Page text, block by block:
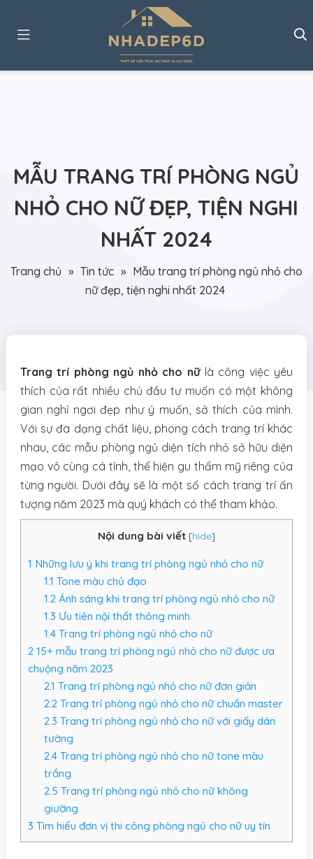
MẪU TRANG TRÍ PHÒNG NGỦ
NHỎ CHO NỮ ĐẸP, TIỆN NGHI
NHẤT 2024
Trang chủ » Tin tức » Mẫu trang trí phòng ngủ nhỏ cho
nữ đẹp, tiện nghi nhất 2024
Trang trí phòng ngủ nhỏ cho nữlà công việc yêu
thích của rất nhiều chủ đầu tư muốn có một không
gian nghỉ ngơi đẹp như ý muốn, sở thích của mình.
Với sự đa dạng chất liệu, phong cách trang trí khác
nhau, các mẫu phòng ngủ diện tích nhỏ sở hữu diện
mạo vô cùng cá tính, thể hiện gu thẩm mỹ riêng của
từng người. Dưới đây sẽ là một số cách trang trí ấn
tượng năm 2023 mà quý khách có thể tham khảo.
Nội dung bài viết [hide]
1 Những lưu ý khi trang trí phòng ngủ nhỏ cho nữ
1.1 Tone màu chủ đạo
1.2Ánh sáng khi trang trí phòng ngủ nhỏ cho nữ
1.3 Ưu tiên nội thất thông minh
1.4Trang trí phòng ngủ nhỏ cho nữ
215+ mẫu trang trí phòng ngủ nhỏ cho nữ được ưa
chuộng năm 2023
2.1 Trang trí phòng ngủ nhỏ cho nữ đơn giản
2.2Trang trí phòng ngủ nhỏ cho nữ chuẩn master
2.3 Trang trí phòng ngủ nhỏ cho nữ với giấy dán
tường
2.4Trang trí phòng ngủ nhỏ cho nữ tone màu
trắng
2.5 Trang trí phòng ngủ nhỏ cho nữ không
giường
3 Tìm hiểu đơn vị thi công phòng ngủ cho nữ uy tín